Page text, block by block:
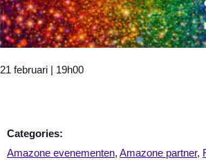
21 februari | 19h00
Categories:
Amazone evenementen, Amazone partner,